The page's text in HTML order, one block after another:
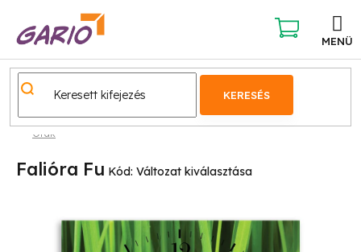
KERESÉS
KOSÁR
Órák
Falióra Fu Kód: Változat kiválasztása